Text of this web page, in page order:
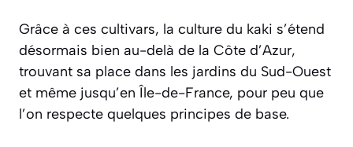
Grâce à ces cultivars, la culture du kaki s’étend
désormais bien au-delà de la Côte d’Azur,
trouvant sa place dans les jardins du Sud-Ouest
et même jusqu’en Île-de-France, pour peu que
l’on respecte quelques principes de base.